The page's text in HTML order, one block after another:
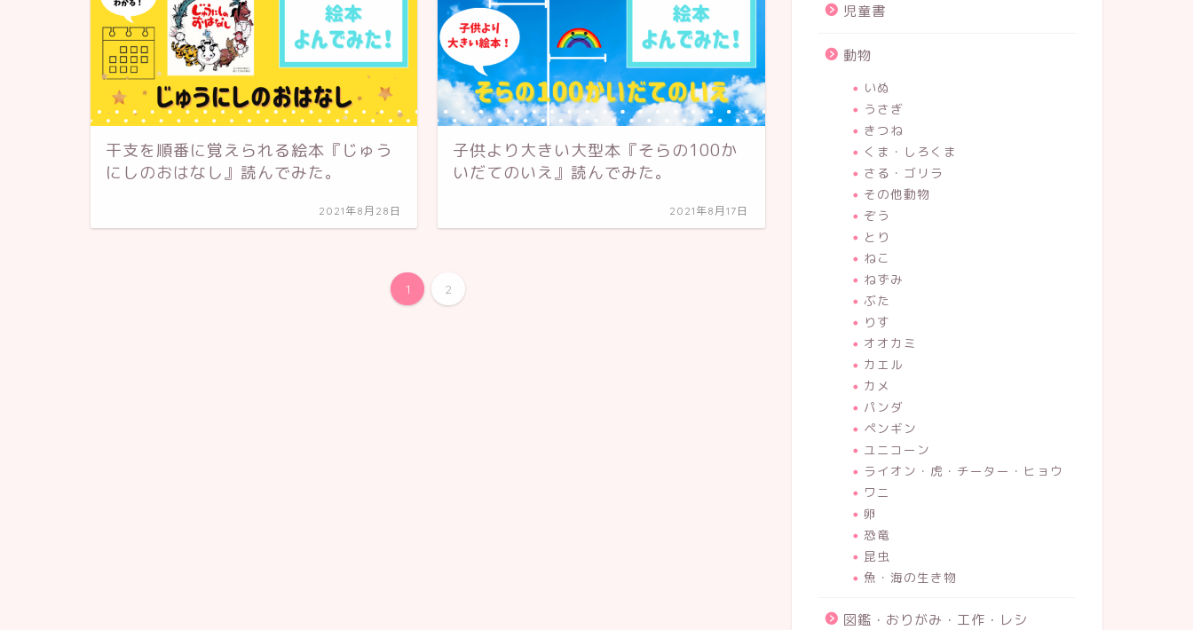
干支を順番に覚えられる絵本『じゅう
にしのおはなし』読んでみた。
2021年8月28日
子供より大きい大型本『そらの100か
いだてのいえ』読んでみた。
2021年8月17日
1 2
児童書
動物
いぬ
うさぎ
きつね
くま・しろくま
さる・ゴリラ
その他動物
ぞう
とり
ねこ
ねずみ
ぶた
りす
オオカミ
カエル
カメ
パンダ
ペンギン
ユニコーン
ライオン・虎・チーター・ヒョウ
ワニ
卵
恐竜
昆虫
魚・海の生き物
図鑑・おりがみ・工作・レシ